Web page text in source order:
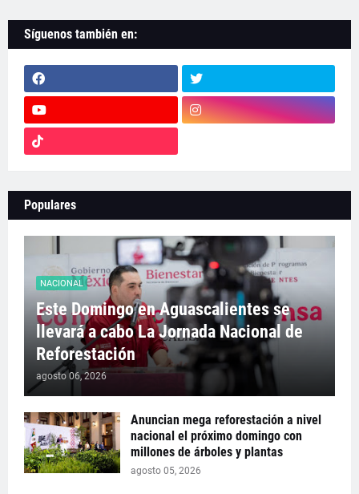
Síguenos también en:
Populares
NACIONAL
Este Domingo en Aguascalientes se
llevará a cabo La Jornada Nacional de
Reforestación
agosto 06, 2026
Anuncian mega reforestación a nivel
nacional el próximo domingo con
millones de árboles y plantas
agosto 05, 2026